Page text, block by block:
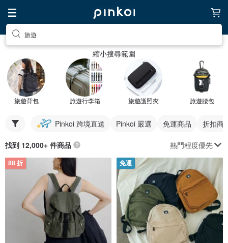
旅遊
縮小搜尋範圍
旅遊背包 旅遊行李箱 旅遊護照夾 旅遊腰包
Pinkoi 跨境直送 Pinkoi 嚴選 免運商品 折扣商
找到 12,000+ 件商品 熱門程度優先
88 折 免運